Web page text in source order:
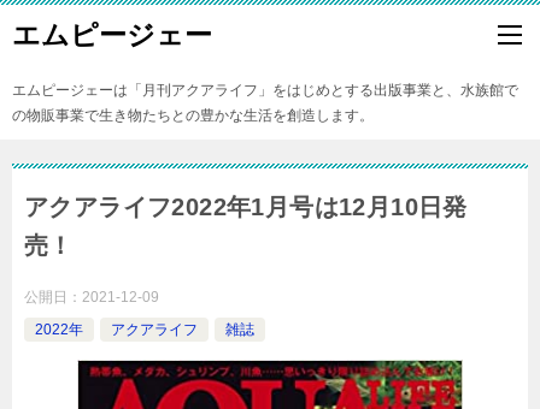
エムピージェー
エムピージェーは「月刊アクアライフ」をはじめとする出版事業と、水族館で
の物販事業で生き物たちとの豊かな生活を創造します。
アクアライフ2022年1月号は12月10日発
売！
公開日： 2021-12-09
2022年
アクアライフ 雑誌